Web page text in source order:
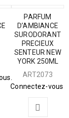
PARFUM
D’AMBIANCE
SURODORANT
PRECIEUX
SENTEUR NEW
YORK 250ML
ART2073
Connectez-vous.